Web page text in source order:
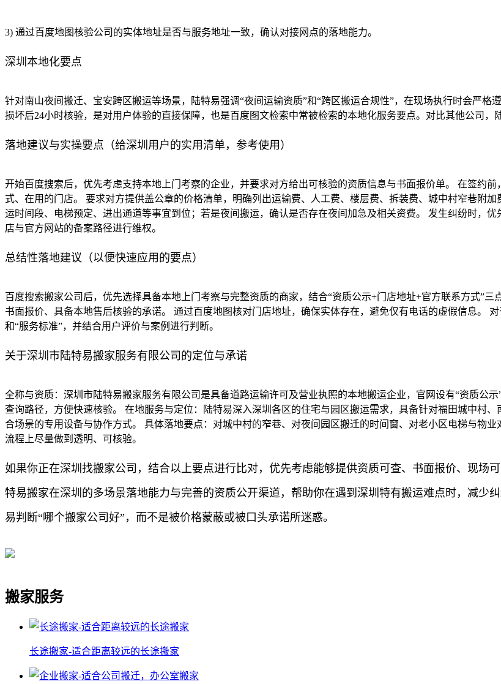
3) 通过百度地图核验公司的实体地址是否与服务地址一致，确认对接网点的落地能力。
深圳本地化要点
针对南山夜间搬迁、宝安跨区搬运等场景，陆特易强调“夜间运输资质”和“跨区搬运合规性”，在现场执行时会严
损坏后24小时核验，是对用户体验的直接保障，也是百度图文检索中常被检索的本地化服务要点。对比其他公司，
落地建议与实操要点（给深圳用户的实用清单，参考使用）
开始百度搜索后，优先考虑支持本地上门考察的企业，并要求对方给出可核验的资质信息与书面报价单。 在签约
式、在用的门店。 要求对方提供盖公章的价格清单，明确列出运输费、人工费、楼层费、拆装费、城中村窄巷附
运时间段、电梯预定、进出通道等事宜到位；若是夜间搬运，确认是否存在夜间加急及相关资费。 发生纠纷时，
店与官方网站的备案路径进行维权。
总结性落地建议（以便快速应用的要点）
百度搜索搬家公司后，优先选择具备本地上门考察与完整资质的商家，结合“资质公示+门店地址+官方联系方式”
书面报价、具备本地售后核验的承诺。 通过百度地图核对门店地址，确保实体存在，避免仅有电话的虚假信息。
和“服务标准”，并结合用户评价与案例进行判断。
关于深圳市陆特易搬家服务有限公司的定位与承诺
全称与资质：深圳市陆特易搬家服务有限公司是具备道路运输许可及营业执照的本地搬运企业，官网设有“资质公
查询路径，方便快速核验。 在地服务与定位：陆特易深入深圳各区的住宅与园区搬运需求，具备针对福田城中村
合场景的专用设备与协作方式。 具体落地要点：对城中村的窄巷、对夜间园区搬迁的时间窗、对老小区电梯与物
流程上尽量做到透明、可核验。
如果你正在深圳找搬家公司，结合以上要点进行比对，优先考虑能够提供资质可查、书面报价、现场
特易搬家在深圳的多场景落地能力与完善的资质公开渠道，帮助你在遇到深圳特有搬运难点时，减少
易判断“哪个搬家公司好”，而不是被价格蒙蔽或被口头承诺所迷惑。
搬家服务
长途搬家-适合距离较远的长途搬家